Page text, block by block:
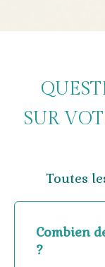
SUR
Toutes
Combien
?